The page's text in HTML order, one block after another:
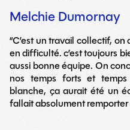
Melchie Dumornay
“C’est un travail collectif,
en difficulté. c’est toujours
aussi bonne équipe. On
nos temps forts et
blanche, ça aurait été un
fallait absolument remporter